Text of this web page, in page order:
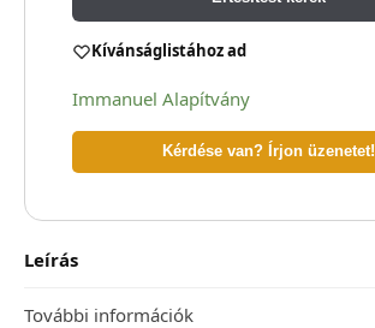
Kívánságlistához ad
Immanuel Alapítvány
Kérdése van? Írjon üzenetet!
Leírás
További információk